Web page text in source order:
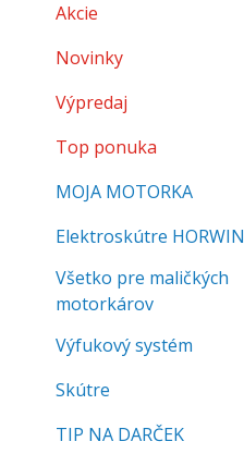
Akcie
Novinky
Výpredaj
Top ponuka
MOJA MOTORKA
Elektroskútre HORWIN
Všetko pre maličkých
motorkárov
Výfukový systém
Skútre
TIP NA DARČEK